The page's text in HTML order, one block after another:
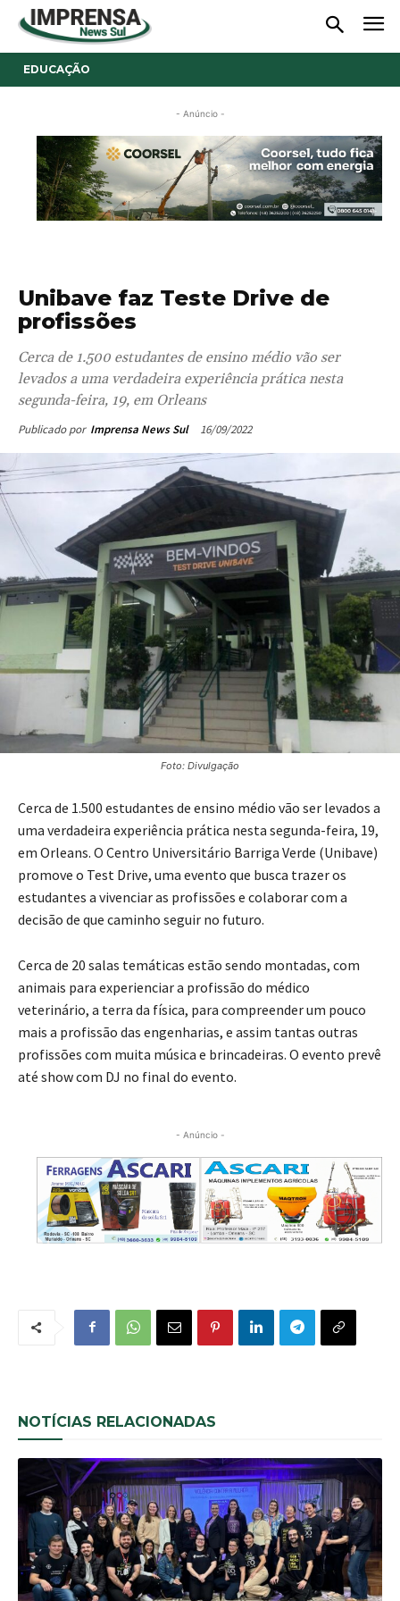
EDUCAÇÃO
- Anúncio -
Unibave faz Teste Drive de
profissões
Cerca de 1.500 estudantes de ensino médio vão ser
levados a uma verdadeira experiência prática nesta
segunda-feira, 19, em Orleans
Publicado por Imprensa News Sul 16/09/2022
Foto: Divulgação
Cerca de 1.500 estudantes de ensino médio vão ser levados a
uma verdadeira experiência prática nesta segunda-feira, 19,
em Orleans. O Centro Universitário Barriga Verde (Unibave)
promove o Test Drive, uma evento que busca trazer os
estudantes a vivenciar as profissões e colaborar com a
decisão de que caminho seguir no futuro.
Cerca de 20 salas temáticas estão sendo montadas, com
animais para experienciar a profissão do médico
veterinário, a terra da física, para compreender um pouco
mais a profissão das engenharias, e assim tantas outras
profissões com muita música e brincadeiras. O evento prevê
até show com DJ no final do evento.
- Anúncio -
NOTÍCIAS RELACIONADAS